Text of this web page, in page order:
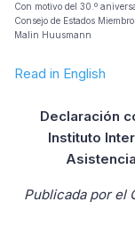
Con motivo del 30.º
Consejo de Estados
Malin Huusmann
Read in English
Declaración
Instituto
Publicada por el